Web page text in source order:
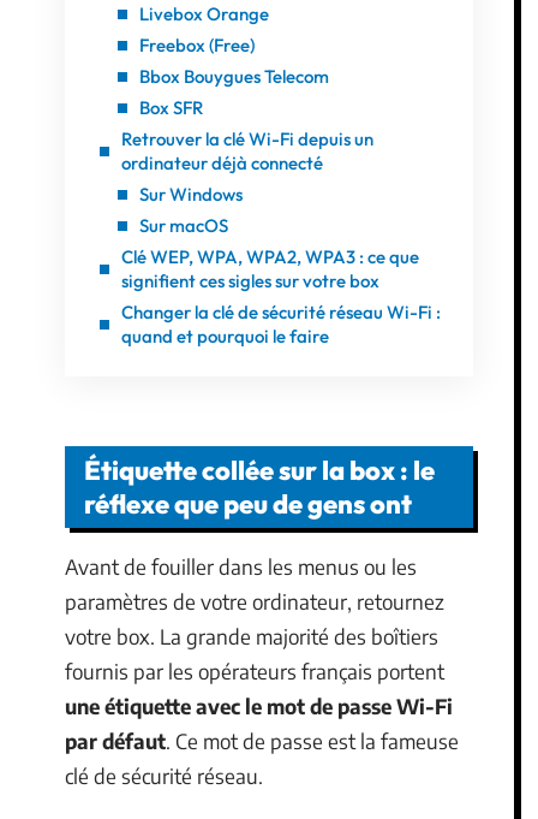
Livebox Orange
Freebox (Free)
Bbox Bouygues Telecom
Box SFR
Retrouver la clé Wi-Fi depuis un
ordinateur déjà connecté
Sur Windows
Sur macOS
Clé WEP, WPA, WPA2, WPA3 : ce que
signifient ces sigles sur votre box
Changer la clé de sécurité réseau Wi-Fi :
quand et pourquoi le faire
Étiquette collée sur la box : le
réflexe que peu de gens ont
Avant de fouiller dans les menus ou les
paramètres de votre ordinateur, retournez
votre box. La grande majorité des boîtiers
fournis par les opérateurs français portent
une étiquette avec le mot de passe Wi-Fi
par défaut. Ce mot de passe est la fameuse
clé de sécurité réseau.